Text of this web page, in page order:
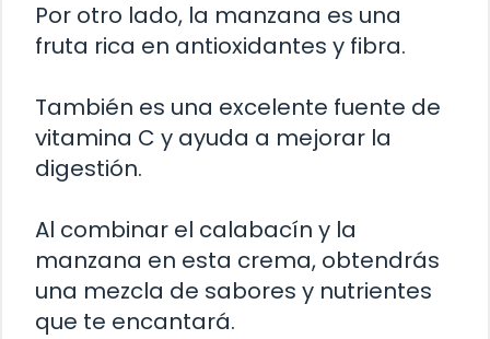
Por otro lado, la manzana es una
fruta rica en antioxidantes y fibra.
También es una excelente fuente de
vitamina C y ayuda a mejorar la
digestión.
Al combinar el calabacín y la
manzana en esta crema, obtendrás
una mezcla de sabores y nutrientes
que te encantará.